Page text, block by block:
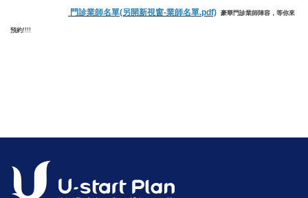
門診業師名單(另開新視窗-業師名單.pdf) 豪華門診業師陣容，等你來
預約!!!!